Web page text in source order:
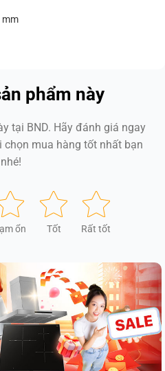
mm
phẩm này
tại BND. Hãy đánh giá ngay
mua hàng tốt nhất bạn
nhé!
ổn Tốt Rất tốt